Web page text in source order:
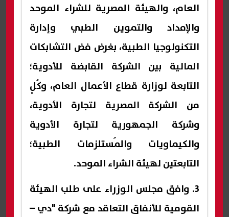
العام، والهيئة المصرية للشراء الموحد
والإمداد والتموين الطبي وإدارة
التكنولوجيا الطبية، بغرض فض التشابكات
المالية بين الشركة القابضة للأدوية؛
التابعة لوزارة قطاع الأعمال العام، وكُلٍ
من الشركة المصرية لتجارة الأدوية،
وشركة الجمهورية لتجارة الأدوية
والكيماويات والمُستلزمات الطبية؛
التابعتين لهيئة الشراء الموحد.
3. وافق مجلس الوزراء على طلب الهيئة
القومية للأنفاق التعاقد مع شركة "دي –